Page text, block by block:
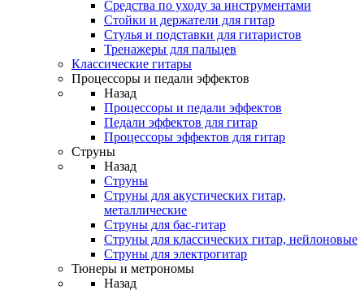
Средства по уходу за инструментами
Стойки и держатели для гитар
Стулья и подставки для гитаристов
Тренажеры для пальцев
Классические гитары
Процессоры и педали эффектов
Назад
Процессоры и педали эффектов
Педали эффектов для гитар
Процессоры эффектов для гитар
Струны
Назад
Струны
Струны для акустических гитар,
металлические
Струны для бас-гитар
Струны для классических гитар, нейлоновые
Струны для электрогитар
Тюнеры и метрономы
Назад